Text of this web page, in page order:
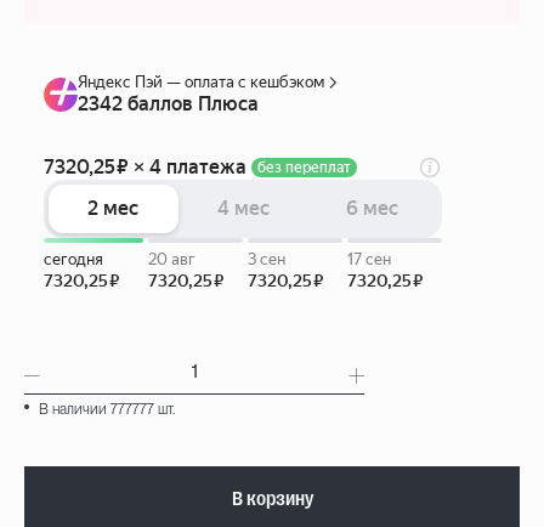
В наличии 777777 шт.
В корзину